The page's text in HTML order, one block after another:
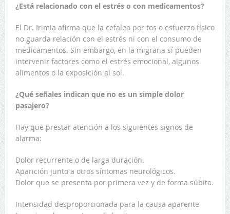
¿Está relacionado con el estrés o con medicamentos?
El Dr. Irimia afirma que la cefalea por tos o esfuerzo físico
no guarda relación con el estrés ni con el consumo de
medicamentos. Sin embargo, en la migraña sí pueden
intervenir factores como el estrés emocional, algunos
alimentos o la exposición al sol.
¿Qué señales indican que no es un simple dolor
pasajero?
Hay que prestar atención a los siguientes signos de
alarma:
Dolor recurrente o de larga duración.
Aparición junto a otros síntomas neurológicos.
Dolor que se presenta por primera vez y de forma súbita.
Intensidad desproporcionada para la causa aparente